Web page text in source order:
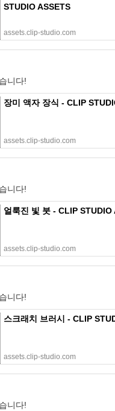
STUDIO ASSETS
assets.clip-studio.com
니다!
장미 액자 장식 - CLIP
assets.clip-studio.com
니다!
얼룩진 빛 붓 - CLIP STUDIO
assets.clip-studio.com
니다!
스크래치 브러시 - CLIP
assets.clip-studio.com
니다!